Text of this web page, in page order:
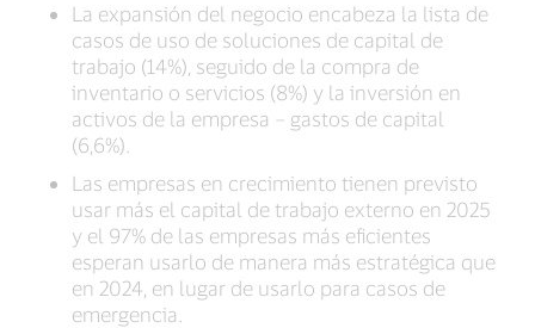
La expansión del negocio encabeza la lista de
casos de uso de soluciones de capital de
trabajo (14%), seguido de la compra de
inventario o servicios (8%) y la inversión en
activos de la empresa – gastos de capital
(6,6%).
Las empresas en crecimiento tienen previsto
usar más el capital de trabajo externo en 2025
y el 97% de las empresas más eficientes
esperan usarlo de manera más estratégica que
en 2024, en lugar de usarlo para casos de
emergencia.